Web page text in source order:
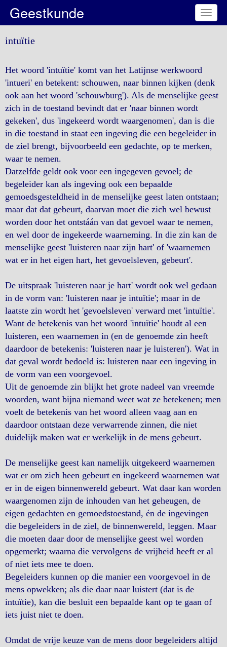
Toggle
Geestkunde
intuïtie
Het woord 'intuïtie' komt van het Latijnse werkwoord
'intueri' en betekent: schouwen, naar binnen kijken (denk
ook aan het woord 'schouwburg'). Als de menselijke geest
zich in de toestand bevindt dat er 'naar binnen wordt
gekeken', dus 'ingekeerd wordt waargenomen', dan is die
in die toestand in staat een ingeving die een begeleider in
de ziel brengt, bijvoorbeeld een gedachte, op te merken,
waar te nemen.
Datzelfde geldt ook voor een ingegeven gevoel; de
begeleider kan als ingeving ook een bepaalde
gemoedsgesteldheid in de menselijke geest laten ontstaan;
maar dat dat gebeurt, daarvan moet die zich wel bewust
worden door het ontstáán van dat gevoel waar te nemen,
en wel door de ingekeerde waarneming. In die zin kan de
menselijke geest 'luisteren naar zijn hart' of 'waarnemen
wat er in het eigen hart, het gevoelsleven, gebeurt'.
De uitspraak 'luisteren naar je hart' wordt ook wel gedaan
in de vorm van: 'luisteren naar je intuïtie'; maar in de
laatste zin wordt het 'gevoelsleven' verward met 'intuïtie'.
Want de betekenis van het woord 'intuïtie' houdt al een
luisteren, een waarnemen in (en de genoemde zin heeft
daardoor de betekenis: 'luisteren naar je luisteren'). Wat in
dat geval wordt bedoeld is: luisteren naar een ingeving in
de vorm van een voorgevoel.
Uit de genoemde zin blijkt het grote nadeel van vreemde
woorden, want bijna niemand weet wat ze betekenen; men
voelt de betekenis van het woord alleen vaag aan en
daardoor ontstaan deze verwarrende zinnen, die niet
duidelijk maken wat er werkelijk in de mens gebeurt.
De menselijke geest kan namelijk uitgekeerd waarnemen
wat er om zich heen gebeurt en ingekeerd waarnemen wat
er in de eigen binnenwereld gebeurt. Wat daar kan worden
waargenomen zijn de inhouden van het geheugen, de
eigen gedachten en gemoedstoestand, én de ingevingen
die begeleiders in de ziel, de binnenwereld, leggen. Maar
die moeten daar door de menselijke geest wel worden
opgemerkt; waarna die vervolgens de vrijheid heeft er al
of niet iets mee te doen.
Begeleiders kunnen op die manier een voorgevoel in de
mens opwekken; als die daar naar luistert (dat is de
intuïtie), kan die besluit een bepaalde kant op te gaan of
iets juist niet te doen.
Omdat de vrije keuze van de mens door begeleiders altijd